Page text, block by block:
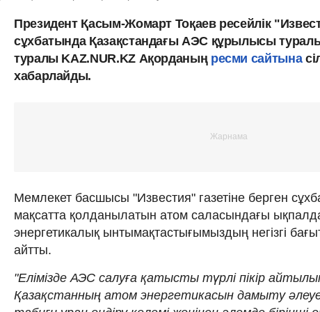
Президент Қасым-Жомарт Тоқаев ресейлік
сұхбатында Қазақстандағы АЭС құрылысы
туралы KAZ.NUR.KZ Ақорданыңресми сайтына
хабарлайды.
Мемлекет басшысы "Известия" газетіне берген
мақсатта қолданылатын атом саласындағы
энергетикалық ынтымақтастығымыздың негізгі
айтты.
"Елімізде АЭС салуға қатысты түрлі пікір
Қазақстанның атом энергетикасын дамыту